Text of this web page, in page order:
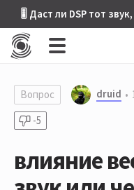
🎚 Даст ли DSP тот
Вопрос druid
-5
влияние